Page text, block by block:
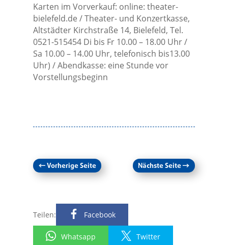
Karten im Vorverkauf: online: theater-
bielefeld.de / Theater- und Konzertkasse,
Altstädter Kirchstraße 14, Bielefeld, Tel.
0521-515454 Di bis Fr 10.00 – 18.00 Uhr /
Sa 10.00 – 14.00 Uhr, telefonisch bis13.00
Uhr) / Abendkasse: eine Stunde vor
Vorstellungsbeginn
←Vorherige Seite Nächste Seite→
Teilen: Facebook
Whatsapp Twitter